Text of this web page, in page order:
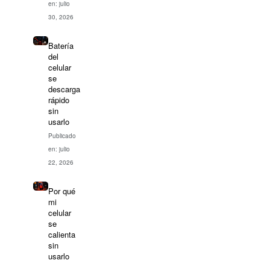
en: julio
30, 2026
Batería
del
celular
se
descarga
rápido
sin
usarlo
Publicado
en: julio
22, 2026
Por qué
mi
celular
se
calienta
sin
usarlo